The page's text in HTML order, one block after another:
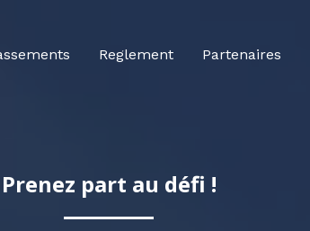
Reglement Partenaires
Prenez part au défi !